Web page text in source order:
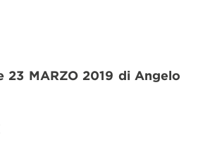
23 MARZO 2019 di Angelo